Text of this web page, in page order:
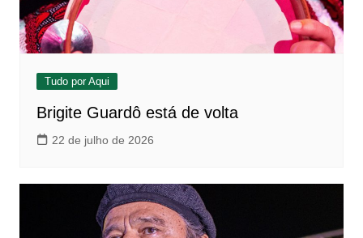
Tudo por Aqui
Brigite Guardô está de volta
22 de julho de 2026